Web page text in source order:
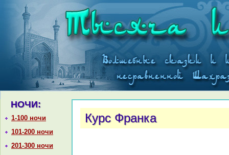
НОЧИ:
1-100 ночи
101-200 ночи
201-300 ночи
Курс Франка